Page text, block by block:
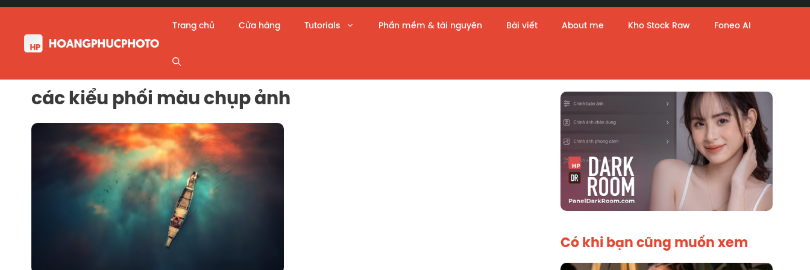
Skip
content
Trang chủ Cửa hàng Tutorials Phần mềm & tài nguyên Bài viết About me Kho Stock Raw Foneo AI
các kiểu phối màu chụp ảnh
Có khi bạn cũng muốn xem